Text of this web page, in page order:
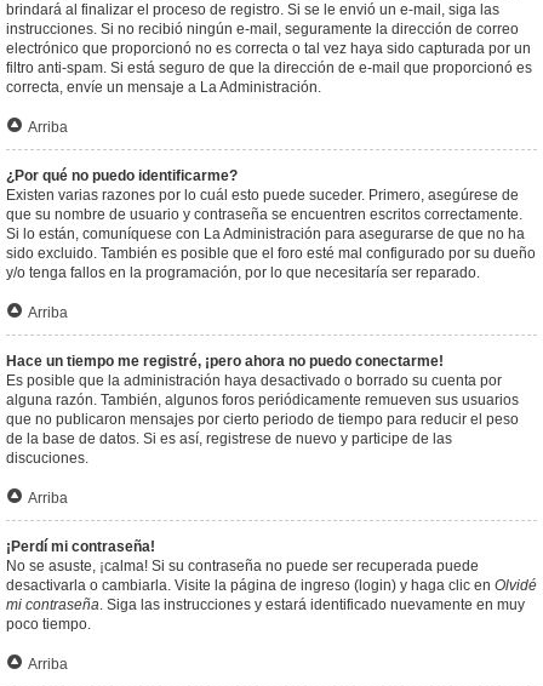
brindará al finalizar el proceso de registro. Si se le envió un e-mail, siga las
instrucciones. Si no recibió ningún e-mail, seguramente la dirección de correo
electrónico que proporcionó no es correcta o tal vez haya sido capturada por un
filtro anti-spam. Si está seguro de que la dirección de e-mail que proporcionó es
correcta, envíe un mensaje a La Administración.
Arriba
¿Por qué no puedo identificarme?
Existen varias razones por lo cuál esto puede suceder. Primero, asegúrese de
que su nombre de usuario y contraseña se encuentren escritos correctamente.
Si lo están, comuníquese con La Administración para asegurarse de que no ha
sido excluido. También es posible que el foro esté mal configurado por su dueño
y/o tenga fallos en la programación, por lo que necesitaría ser reparado.
Arriba
Hace un tiempo me registré, ¡pero ahora no puedo conectarme!
Es posible que la administración haya desactivado o borrado su cuenta por
alguna razón. También, algunos foros periódicamente remueven sus usuarios
que no publicaron mensajes por cierto periodo de tiempo para reducir el peso
de la base de datos. Si es así, registrese de nuevo y participe de las
discuciones.
Arriba
¡Perdí mi contraseña!
No se asuste, ¡calma! Si su contraseña no puede ser recuperada puede
desactivarla o cambiarla. Visite la página de ingreso (login) y haga clic en Olvidé
mi contraseña. Siga las instrucciones y estará identificado nuevamente en muy
poco tiempo.
Arriba